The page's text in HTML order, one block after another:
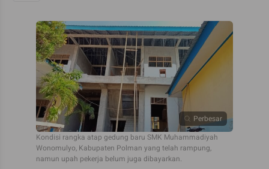
Perbesar
Kondisi rangka atap gedung baru SMK Muhammadiyah
Wonomulyo, Kabupaten Polman yang telah rampung,
namun upah pekerja belum juga dibayarkan.